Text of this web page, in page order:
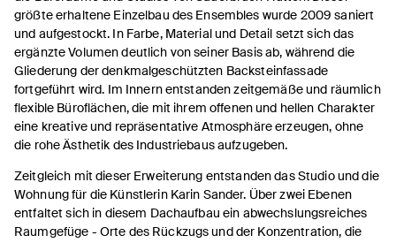
größte erhaltene Einzelbau des Ensembles wurde 2009 saniert
und aufgestockt. In Farbe, Material und Detail setzt sich das
ergänzte Volumen deutlich von seiner Basis ab, während die
Gliederung der denkmalgeschützten Backsteinfassade
fortgeführt wird. Im Innern entstanden zeitgemäße und räumlich
flexible Büroflächen, die mit ihrem offenen und hellen Charakter
eine kreative und repräsentative Atmosphäre erzeugen, ohne
die rohe Ästhetik des Industriebaus aufzugeben.
Zeitgleich mit dieser Erweiterung entstanden das Studio und die
Wohnung für die Künstlerin Karin Sander. Über zwei Ebenen
entfaltet sich in diesem Dachaufbau ein abwechslungsreiches
Raumgefüge - Orte des Rückzugs und der Konzentration, die